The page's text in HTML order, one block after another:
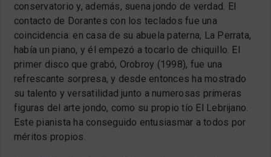
conservatorio y, además, suena jondo de verdad. El
contacto de Dorantes con los teclados fue una
coincidencia: en casa de su abuela paterna, La Perrata,
había un piano, y él empezó a tocarlo de chiquillo. El
primer disco que grabó, Orobroy (1998), fue una
refrescante sorpresa, y desde entonces ha mostrado
su talento y versatilidad junto a numerosas primeras
figuras del arte jondo, como su propio tío El Lebrijano.
Este pianista ha conseguido entusiasmar a todos por
méritos propios.